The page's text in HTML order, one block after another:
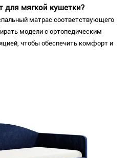
для мягкой кушетки?
матрас соответствующего
модели с ортопедическим
чтобы обеспечить комфорт и